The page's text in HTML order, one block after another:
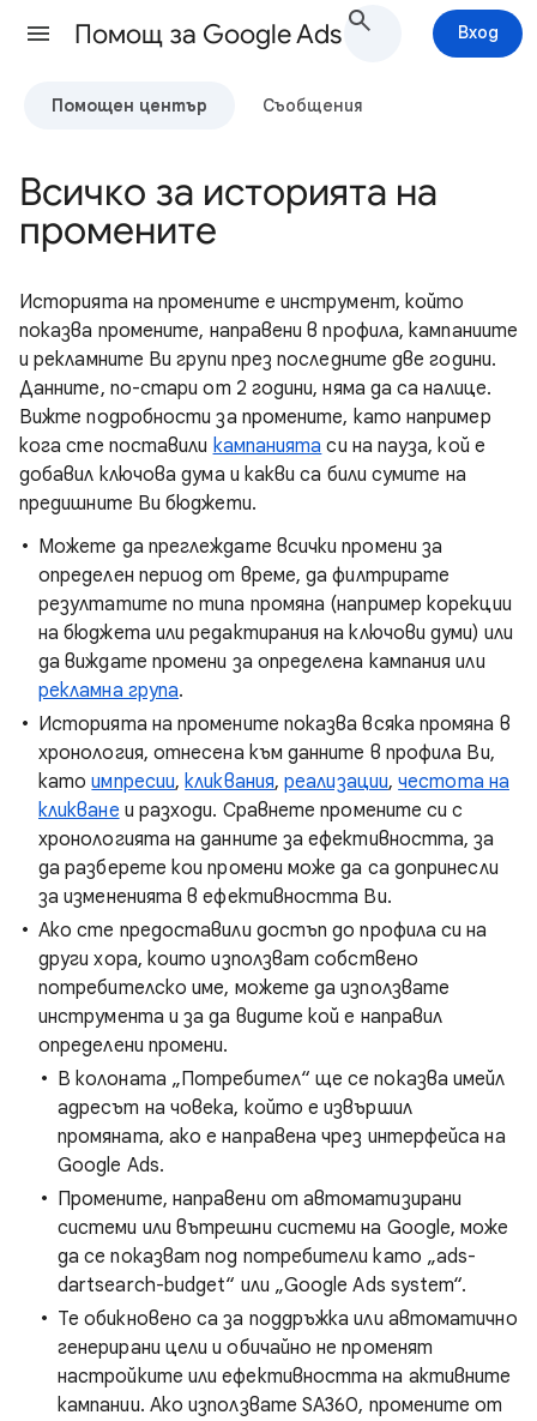
Помощ за Google Ads Вход
Помощен център Съобщения
Всичко за историята на
промените
Историята на промените е инструмент, който
показва промените, направени в профила, кампаниите
и рекламните Ви групи през последните две години.
Данните, по-стари от 2 години, няма да са налице.
Вижте подробности за промените, като например
кога сте поставили кампанията си на пауза, кой е
добавил ключова дума и какви са били сумите на
предишните Ви бюджети.
Можете да преглеждате всички промени за
определен период от време, да филтрирате
резултатите по типа промяна (например корекции
на бюджета или редактирания на ключови думи) или
да виждате промени за определена кампания или
рекламна група.
Историята на промените показва всяка промяна в
хронология, отнесена към данните в профила Ви,
катоимпресии,кликвания,реализации,честота на
кликване и разходи. Сравнете промените си с
хронологията на данните за ефективността, за
да разберете кои промени може да са допринесли
за измененията в ефективността Ви.
Ако сте предоставили достъп до профила си на
други хора, които използват собствено
потребителско име, можете да използвате
инструмента и за да видите кой е направил
определени промени.
В колоната „Потребител“ ще се показва имейл
адресът на човека, който е извършил
промяната, ако е направена чрез интерфейса на
Google Ads.
Промените, направени от автоматизирани
системи или вътрешни системи на Google, може
да се показват под потребители като „ads-
dartsearch-budget“ или „Google Ads system“.
Те обикновено са за поддръжка или автоматично
генерирани цели и обичайно не променят
настройките или ефективността на активните
кампании. Ако използвате SA360, промените от